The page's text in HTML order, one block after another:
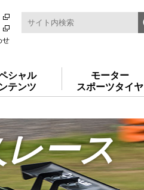
せ
シャル
テンツ
モーター
スポーツタイヤ
ース